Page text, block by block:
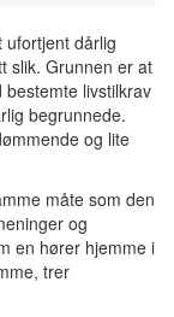
ufortjent dårlig
slik. Grunnen er at
livstilkrav
begrunnede.
og lite
måte som den
og
en hører hjemme i
trer